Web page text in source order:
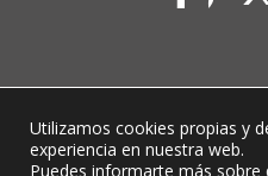
Laubeleal © 2026 |
Utilizamos cookies propias y
experiencia en nuestra web.
Puedes informarte más